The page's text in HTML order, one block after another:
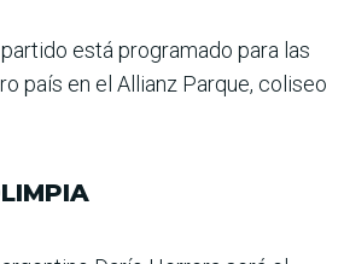
está programado para las
país en el Allianz Parque, coliseo